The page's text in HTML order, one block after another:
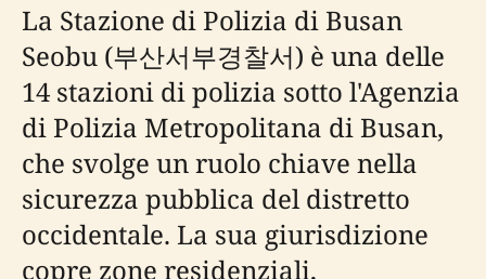
La Stazione di Polizia di Busan
Seobu (부산서부경찰서) è una delle
14 stazioni di polizia sotto l'Agenzia
di Polizia Metropolitana di Busan,
che svolge un ruolo chiave nella
sicurezza pubblica del distretto
occidentale. La sua giurisdizione
copre zone residenziali,